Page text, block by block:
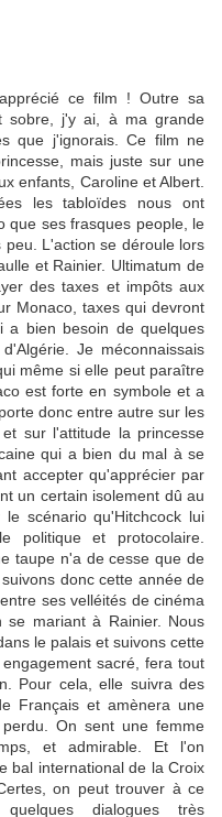
ce film ! Outre sa
sobre, j'y ai, à ma grande
que j'ignorais. Ce film ne
mais juste sur une
enfants, Caroline et Albert.
les tabloïdes nous ont
que ses frasques people, le
L'action se déroule lors
et Rainier. Ultimatum de
des taxes et impôts aux
Monaco, taxes qui devront
a bien besoin de quelques
Je méconnaissais
même si elle peut paraître
est forte en symbole et a
donc entre autre sur les
sur l'attitude la princesse
qui a bien du mal à se
accepter qu'apprécier par
un certain isolement dû au
scénario qu'Hitchcock lui
politique et protocolaire.
taupe n'a de cesse que de
donc cette année de
ses velléités de cinéma
mariant à Rainier. Nous
le palais et suivons cette
sacré, fera tout
Pour cela, elle suivra des
Français et amènera une
On sent une femme
et admirable. Et l'on
bal international de la Croix
on peut trouver à ce
dialogues très